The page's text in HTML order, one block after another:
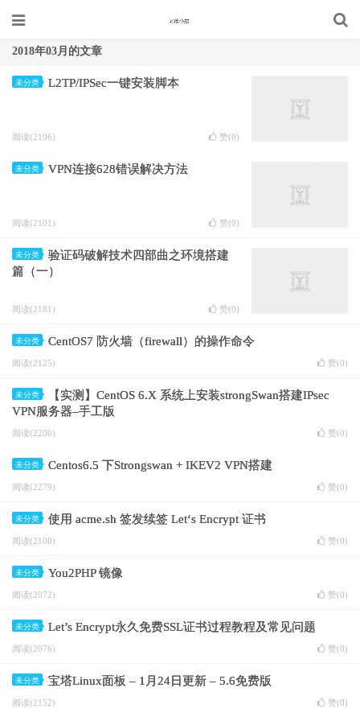
2018年03月的文章
未分类 L2TP/IPSec一键安装脚本
阅读(2196) 赞(0)
未分类 VPN连接628错误解决方法
阅读(2101) 赞(0)
未分类
验证码破解技术四部曲之环境搭建
篇（一）
阅读(2181) 赞(0)
未分类 CentOS7 防火墙（firewall）的操作命令
阅读(2125) 赞(0)
未分类
【实测】CentOS 6.X 系统上安装strongSwan搭建IPsec
VPN服务器–手工版
阅读(2200) 赞(0)
未分类 Centos6.5 下Strongswan + IKEV2 VPN搭建
阅读(2279) 赞(0)
未分类 使用 acme.sh 签发续签 Let‘s Encrypt 证书
阅读(2100) 赞(0)
未分类 You2PHP 镜像
阅读(2072) 赞(0)
未分类 Let’s Encrypt永久免费SSL证书过程教程及常见问题
阅读(2076) 赞(0)
未分类 宝塔Linux面板 – 1月24日更新 – 5.6免费版
阅读(2152) 赞(0)